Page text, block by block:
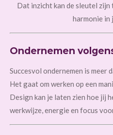
Dat inzicht kan de sleutel
harmonie in
Ondernemen
Succesvol ondernemen is meer
Het gaat om werken op een
Design kan je laten zien hoe jij
werkwijze, energie en focus